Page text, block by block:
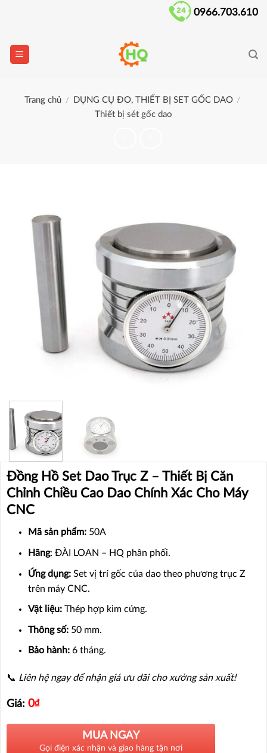
0966.703.610
Trang chủ / DỤNG CỤ ĐO, THIẾT BỊ SET GỐC DAO /
Thiết bị sét gốc dao
Đồng Hồ Set Dao Trục Z – Thiết Bị Căn
Chỉnh Chiều Cao Dao Chính Xác Cho Máy
CNC
Mã sản phẩm:50A
Hãng: ĐÀI LOAN – HQ phân phối.
Ứng dụng:Set vị trí gốc của dao theo phương trục Z
trên máy CNC.
Vật liệu:Thép hợp kim cứng.
Thông số: 50 mm.
Bảo hành: 6 tháng.
📞 Liên hệ ngay để nhận giá ưu đãi cho xưởng sản xuất!
Giá: 0₫
MUA NGAY
Gọi điện xác nhận và giao hàng tận nơi